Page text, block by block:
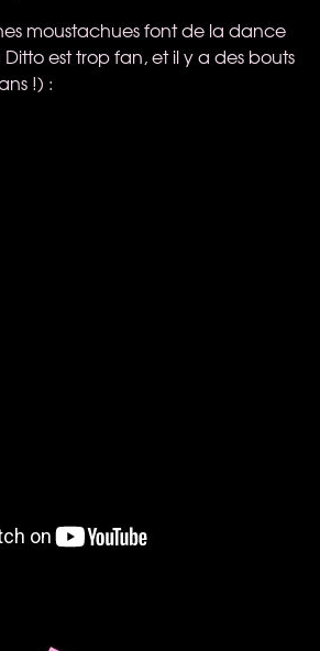
moustachues font de la dance
est trop fan, et il y a des bouts
!) :